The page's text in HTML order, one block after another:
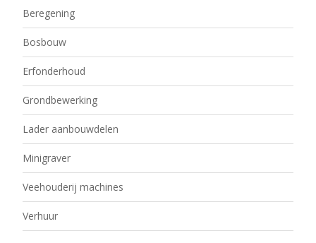
Beregening
Bosbouw
Erfonderhoud
Grondbewerking
Lader aanbouwdelen
Minigraver
Veehouderij machines
Verhuur